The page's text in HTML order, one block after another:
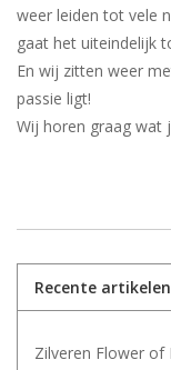
weer leiden tot vele
gaat het uiteindelijk
En wij zitten weer
passie ligt!
Wij horen graag wat
Recente artikelen
Zilveren Flower of